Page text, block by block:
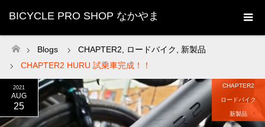
BICYCLE PRO SHOP なかやま
ホーム
Blogs CHAPTER2 ロードバイク
新製品
CHAPTER2 HURU 試乗車完成！！
2021
AUG
25
CHAPTER2
ロードバイク
新製品